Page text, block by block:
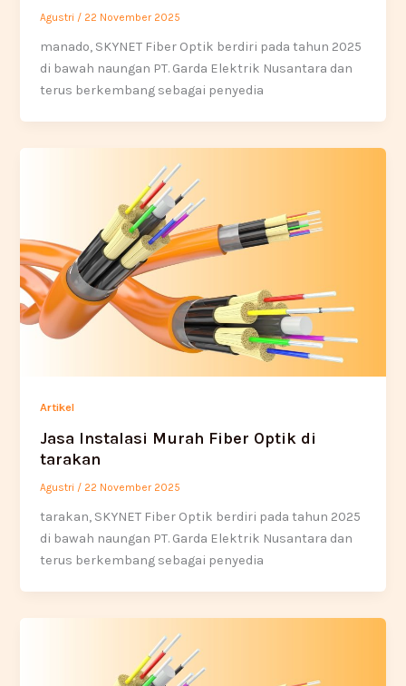
Agustri / 22 November 2025
manado, SKYNET Fiber Optik berdiri pada tahun 2025
di bawah naungan PT. Garda Elektrik Nusantara dan
terus berkembang sebagai penyedia
Artikel
Jasa Instalasi Murah Fiber Optik di
tarakan
Agustri / 22 November 2025
tarakan, SKYNET Fiber Optik berdiri pada tahun 2025
di bawah naungan PT. Garda Elektrik Nusantara dan
terus berkembang sebagai penyedia